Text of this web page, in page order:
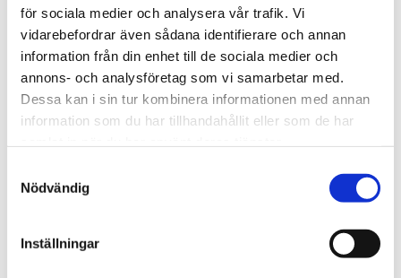
för sociala medier och analysera vår trafik. Vi
vidarebefordrar även sådana identifierare och annan
information från din enhet till de sociala medier och
annons- och analysföretag som vi samarbetar med.
Dessa kan i sin tur kombinera informationen med annan
information som du har tillhandahållit eller som de har
Nödvändig
Inställningar
Bli den första att lämna ett omdöme.